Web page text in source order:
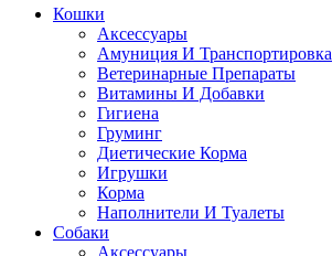
Кошки
Аксессуары
Амуниция И Транспортировка
Ветеринарные Препараты
Витамины И Добавки
Гигиена
Груминг
Диетические Корма
Игрушки
Корма
Наполнители И Туалеты
Собаки
Аксессуары